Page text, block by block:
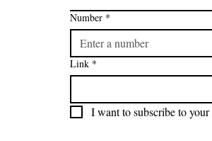
Number *
Link *
I want to subscribe to